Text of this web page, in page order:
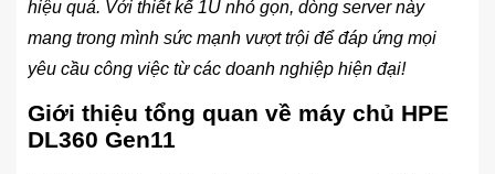
hiệu quả. Với thiết kế 1U nhỏ gọn, dòng server này
mang trong mình sức mạnh vượt trội để đáp ứng mọi
yêu cầu công việc từ các doanh nghiệp hiện đại!
Giới thiệu tổng quan về máy chủ HPE
DL360 Gen11